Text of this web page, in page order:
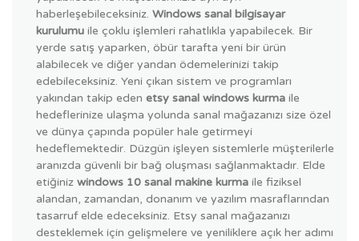
haberleşebileceksiniz. Windows sanal bilgisayar
kurulumu ile çoklu işlemleri rahatlıkla yapabilecek. Bir
yerde satış yaparken, öbür tarafta yeni bir ürün
alabilecek ve diğer yandan ödemelerinizi takip
edebileceksiniz. Yeni çıkan sistem ve programları
yakından takip eden etsy sanal windows kurma ile
hedeflerinize ulaşma yolunda sanal mağazanızı size özel
ve dünya çapında popüler hale getirmeyi
hedeflemektedir. Düzgün işleyen sistemlerle müşterilerle
aranızda güvenli bir bağ oluşması sağlanmaktadır. Elde
etiğiniz windows 10 sanal makine kurma ile fiziksel
alandan, zamandan, donanım ve yazılım masraflarından
tasarruf elde edeceksiniz. Etsy sanal mağazanızı
desteklemek için gelişmelere ve yeniliklere açık her adımı